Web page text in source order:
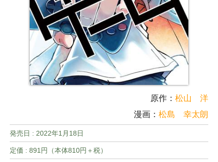
原作： 松山 洋
漫画： 松島 幸太朗
発売日 : 2022年1月18日
定価 : 891円（本体810円＋税）